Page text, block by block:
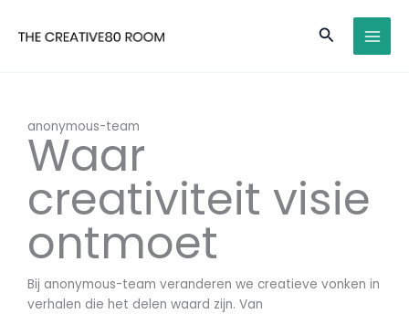
naar
Zoeken
anonymous-team
Waar
creativiteit visie
ontmoet
Bij anonymous-team veranderen we creatieve vonken in
verhalen die het delen waard zijn. Van